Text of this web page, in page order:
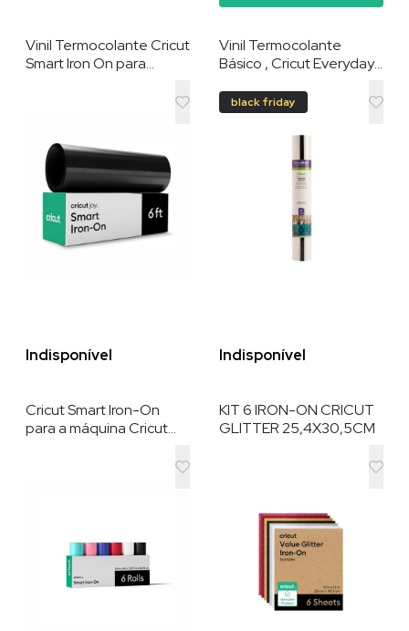
Vinil Termocolante Cricut
Smart Iron On para
Indisponível
Vinil Termocolante
Básico , Cricut Everyday
Folhas , 30 cm , Preto e
Branco
black friday
Indisponível
Cricut Smart Iron-On
para a máquina Cricut
KIT 6 IRON-ON CRICUT
GLITTER 25,4X30,5CM